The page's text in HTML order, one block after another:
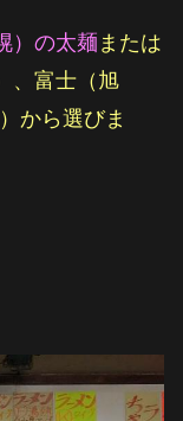
）の太麺または
、富士（旭
から選びま